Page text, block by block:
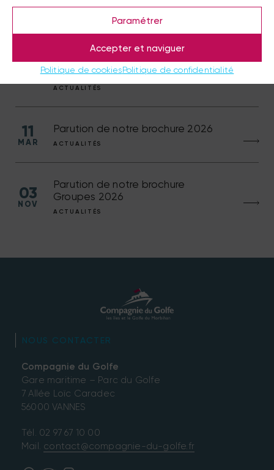
Accepter et naviguer
Paramétrer
Politique de cookiesPolitique de confidentialité
01 Croisière feu d’artifice 2026
Le soleil est retour, place à l’apéro
et à la Dolce Vita!
ACTUALITÉS
11
MAR
Parution de notre brochure 2026
ACTUALITÉS
03
NOV
Parution de notre brochure
Groupes 2026
ACTUALITÉS
NOUS CONTACTER
Compagnie du Golfe
Gare maritime – Parc du Golfe
7 Allée Loïc Caradec
56000 VANNES
Tél. 02 97 67 10 00
Mail. contact@compagnie-du-golfe.fr